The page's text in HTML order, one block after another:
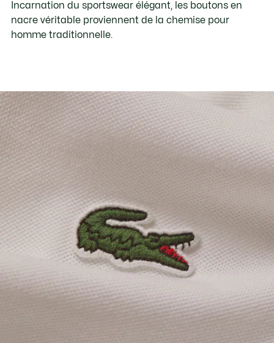
Incarnation du sportswear élégant, les boutons en
nacre véritable proviennent de la chemise pour
homme traditionnelle.